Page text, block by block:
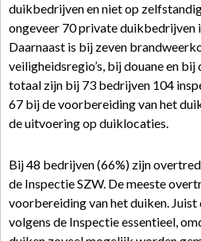
duikbedrijven en niet op
ongeveer 70 private duikbedrijven
Daarnaast is bij zeven
veiligheidsregio’s, bij douane en
totaal zijn bij 73 bedrijven 104
67 bij de voorbereiding van het
de uitvoering op duiklocaties.
Bij 48 bedrijven (66%) zijn
de Inspectie SZW. De meeste
voorbereiding van het duiken.
volgens de Inspectie essentieel,